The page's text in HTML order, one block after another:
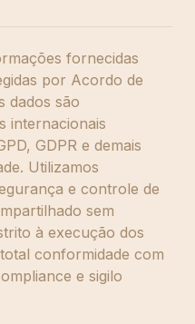
fornecidas
por Acordo de
dados são
internacionais
GDPR e demais
Utilizamos
e controle de
sem
à execução dos
conformidade com
e sigilo